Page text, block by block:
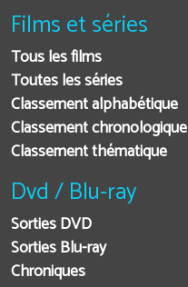
Films et séries
Tous les films
Toutes les séries
Classement alphabétique
Classement chronologique
Classement thématique
Dvd / Blu-ray
Sorties DVD
Sorties Blu-ray
Chroniques